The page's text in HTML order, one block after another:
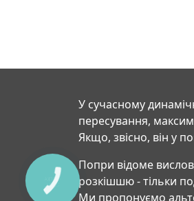
У сучасному
пересування,
Якщо, звісно, він у
Попри відоме
розкішшю - тільки
Ми пропонуємо